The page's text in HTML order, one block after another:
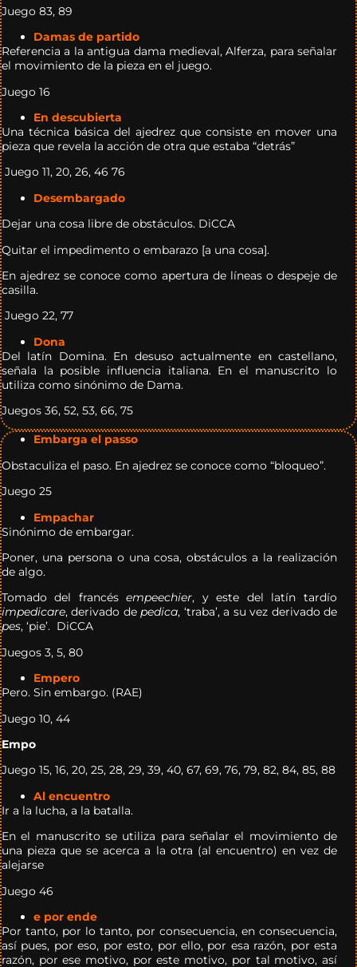
Juego 83, 89
Damas de partido
Referencia a la antigua dama medieval, Alferza, para señalar
el movimiento de la pieza en el juego.
Juego 16
En descubierta
Una técnica básica del ajedrez que consiste en mover una
pieza que revela la acción de otra que estaba “detrás”
Juego 11, 20, 26, 46 76
Desembargado
Dejar una cosa libre de obstáculos. DiCCA
Quitar el impedimento o embarazo [a una cosa].
En ajedrez se conoce como apertura de líneas o despeje de
casilla.
Juego 22, 77
Dona
Del latín Domina. En desuso actualmente en castellano,
señala la posible influencia italiana. En el manuscrito lo
utiliza como sinónimo de Dama.
Juegos 36, 52, 53, 66, 75
Embarga el passo
Obstaculiza el paso. En ajedrez se conoce como “bloqueo”.
Juego 25
Empachar
Sinónimo de embargar.
Poner, una persona o una cosa, obstáculos a la realización
de algo.
Tomado del francés empeechier, y este del latín tardío
impedicare, derivado de pedica, ‘traba’, a su vez derivado de
pes, ‘pie’. DiCCA
Juegos 3, 5, 80
Empero
Pero. Sin embargo. (RAE)
Juego 10, 44
Empo
Juego 15, 16, 20, 25, 28, 29, 39, 40, 67, 69, 76, 79, 82, 84, 85, 88
Al encuentro
Ir a la lucha, a la batalla.
En el manuscrito se utiliza para señalar el movimiento de
una pieza que se acerca a la otra (al encuentro) en vez de
alejarse
Juego 46
e por ende
Por tanto, por lo tanto, por consecuencia, en consecuencia,
así pues, por eso, por esto, por ello, por esa razón, por esta
razón, por ese motivo, por este motivo, por tal motivo, así